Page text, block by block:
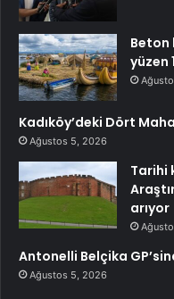
Beton
yüzen
Kadıköy’deki Dört
Ağustos 5, 2026
Tarihi
arıyor
Antonelli Belçika
Ağustos 5, 2026